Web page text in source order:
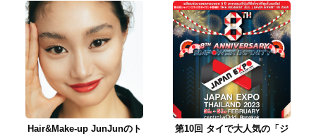
Hair&Make-up JunJunのト
第10回 タイで大人気の「ジ